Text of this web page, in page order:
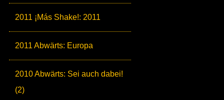
2011 ¡Más Shake!: 2011
2011 Abwärts: Europa
2010 Abwärts: Sei auch dabei!
(2)